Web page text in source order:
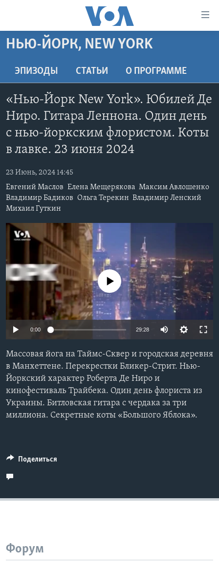
Перейти
на
контент
основной
навигации
Перейти
ПРОГРАММЫ
НОВОСТИ ЗА МИНУТУ
ИТОГИ
ПОЧЕМУ ЭТО ВАЖНО?
ДЕТАЛИ
НЬЮ-ЙОРК NEW YORK
АМЕРИКА. БОЛЬШОЕ ПУТЕШЕСТВИЕ
УЧИМ АНГЛИЙСКИЙ
НАША АМЕРИКАНСКАЯ ИСТОРИЯ
А КАК В АМЕРИКЕ?
АМЕРИКАНСКИЕ ГОРОДКИ
ЭКСПЕРТИЗА
ИНТЕРВЬЮ
ФАКТЫ ПРОТИВ ФЕЙКОВ
УЧИМ АНГЛИЙСКИЙ
ВИДЕО
ПОДПИСКА НА НОВОСТИ
Learning English
СОЦИАЛЬНЫЕ СЕТИ
НЬЮ-ЙОРК, NEW YORK
ЭПИЗОДЫ СТАТЬИ O ПРОГРАММЕ
«Нью-Йорк New York». Юбилей Де
Ниро. Гитара Леннона. Один день
с нью-йоркским флористом. Коты
в лавке. 23 июня 2024
23 Июнь, 2024 14:45
Евгений Маслов Елена Мещерякова Максим Авлошенко
Владимир Бадиков Ольга Терекин Владимир Ленский
Михаил Гуткин
No media source currently available
0:00 29:28
Массовая йога на Таймс-Сквер и городская деревня
в Манхеттене. Перекрестки Бликер-Стрит. Нью-
Йоркский характер Роберта Де Ниро и
кинофестиваль Трайбека. Один день флориста из
Украины. Битловская гитара с чердака за три
миллиона. Секретные коты «Большого Яблока».
Поделиться
Форум